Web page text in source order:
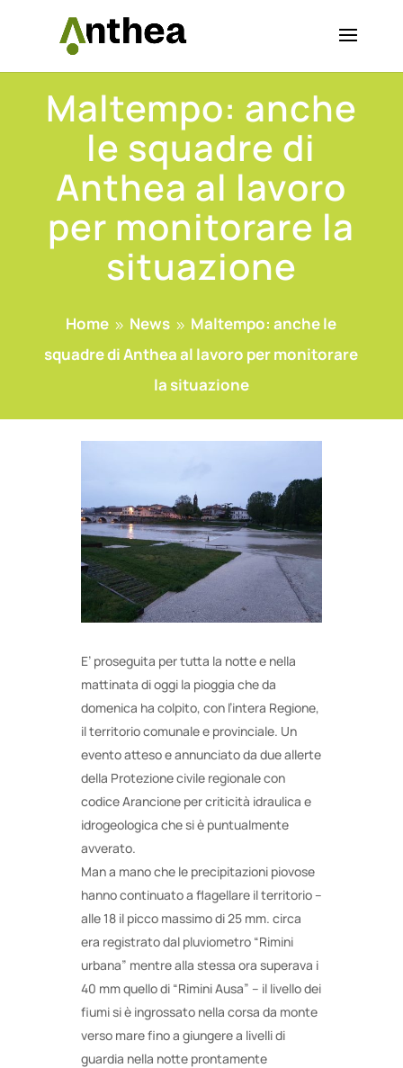
Maltempo: anche
le squadre di
Anthea al lavoro
per monitorare la
situazione
Home 9 News 9 Maltempo: anche le
squadre di Anthea al lavoro per monitorare
la situazione
E’ proseguita per tutta la notte e nella
mattinata di oggi la pioggia che da
domenica ha colpito, con l’intera Regione,
il territorio comunale e provinciale. Un
evento atteso e annunciato da due allerte
della Protezione civile regionale con
codice Arancione per criticità idraulica e
idrogeologica che si è puntualmente
avverato.
Man a mano che le precipitazioni piovose
hanno continuato a flagellare il territorio –
alle 18 il picco massimo di 25 mm. circa
era registrato dal pluviometro “Rimini
urbana” mentre alla stessa ora superava i
40 mm quello di “Rimini Ausa” – il livello dei
fiumi si è ingrossato nella corsa da monte
verso mare fino a giungere a livelli di
guardia nella notte prontamente